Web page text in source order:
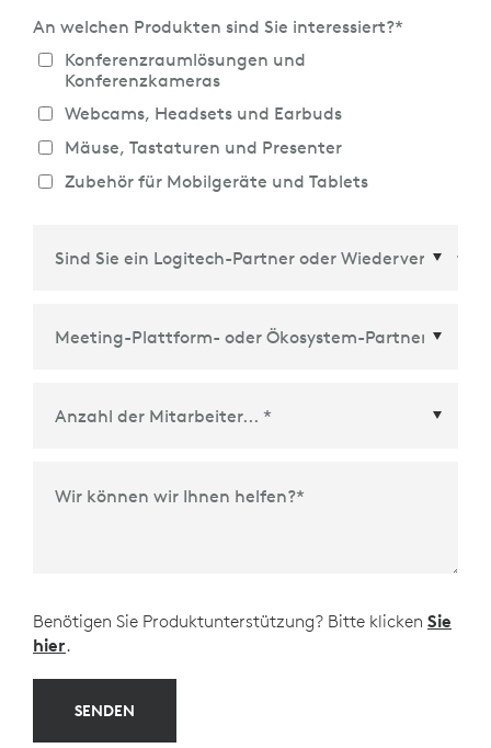
An welchen Produkten sind Sie interessiert?*
Konferenzraumlösungen und
Konferenzkameras
Webcams, Headsets und Earbuds
Mäuse, Tastaturen und Presenter
Zubehör für Mobilgeräte und Tablets
Wir können wir Ihnen helfen?*
Benötigen Sie Produktunterstützung? Bitte klicken Sie
hier.
SENDEN